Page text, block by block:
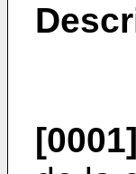
[0001]